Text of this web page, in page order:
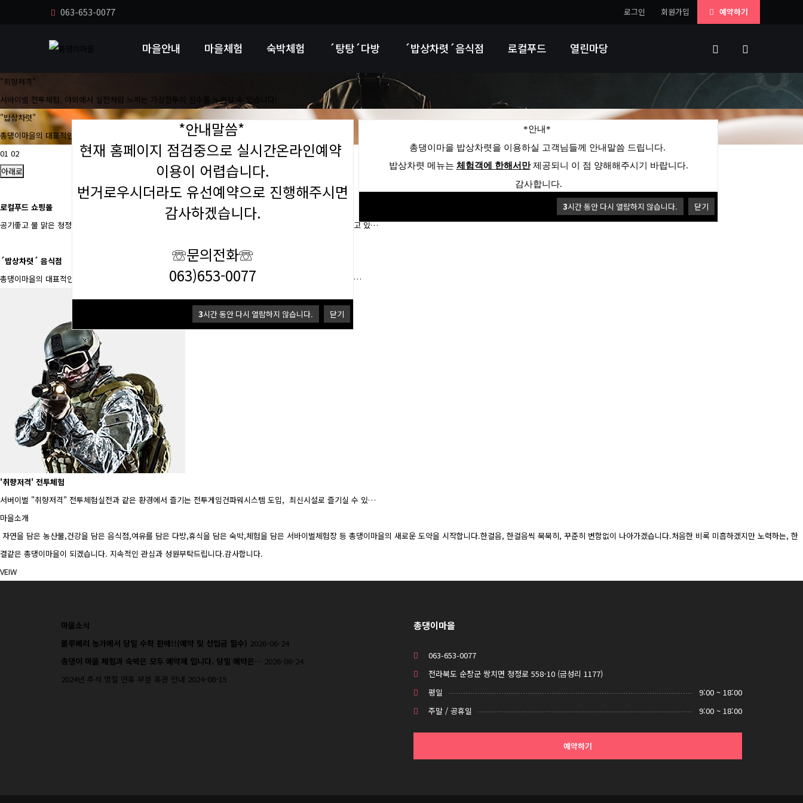
*안내*
총댕이마을 밥상차렷을 이용하실 고객님들께 안내말씀 드립니다.
밥상차렷 메뉴는 체험객에 한해서만제공되니 이 점 양해해주시기 바랍니다.
감사합니다.
3시간 동안 다시 열람하지 않습니다. 닫기
*안내말씀*
현재 홈페이지 점검중으로 실시간온라인예약
이용이 어렵습니다.
번거로우시더라도 유선예약으로 진행해주시면
감사하겠습니다.
☏문의전화☏
063)653-0077
3시간 동안 다시 열람하지 않습니다. 닫기
예약하기
회원가입
로그인
063-653-0077
마을안내 마을체험 숙박체험 ´탕탕´다방 ´밥상차렷´음식점 로컬푸드 열린마당
"취향저격"
서바이벌 전투체험, 야외에서 실전처럼 느끼는 가상전투의 진수를 느끼실 수 있습니다!
"밥상차렷"
총댕이마을의 대표적인 음식점입니다. 신선한재료와 정갈한 음식솜씨로 여러분을 초대합니다.
01 02
아래로
로컬푸드 쇼핑몰
공기좋고 물 맑은 청정지역 순창 총댕이마을복분자를 시작으로 블루베리, 각종 농산물 등을 정성스럽게 길러내고 있…
´밥상차렷´ 음식점
총댕이마을의 대표적인 음식점입니다. 마을에서 자라는 신선한재료와 정갈한 음식솜씨로 여러분을 초대합니다…
'취향저격' 전투체험
서버이벌 "취향저격" 전투체험실전과 같은 환경에서 즐기는 전투게임건파워시스템 도입, 최신시설로 즐기실 수 있…
마을소개
자연을 담은 농산물,건강을 담은 음식점,여유를 담은 다방,휴식을 담은 숙박,체험을 담은 서바이벌체험장 등 총댕이마을의 새로운 도약을 시작합니다.한걸음, 한걸음씩 묵묵히, 꾸준히 변함없이 나아가겠습니다.처음한 비록 미흡하겠지만 노력하는, 한
결같은 총댕이마을이 되겠습니다. 지속적인 관심과 성원부탁드립니다.감사합니다.
VEIW
마을소식
블루베리 농가에서 당일 수확 판매!!(예약 및 선입금 필수) 2026-06-24
총댕이 마을 체험과 숙박은 모두 예약제 입니다. 당일 예약은… 2026-06-24
2024년 추석 명절 연휴 부분 휴관 안내 2024-08-15
총댕이마을
063-653-0077
전라북도 순창군 쌍치면 청정로 558-10 (금성리 1177)
평일
9:00 ~ 18:00
주말 / 공휴일
9:00 ~ 18:00
예약하기